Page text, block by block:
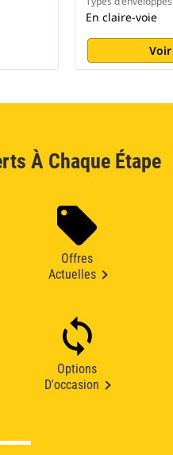
En claire-voie
À Chaque Étape
Offres
Actuelles
Options
D'occasion